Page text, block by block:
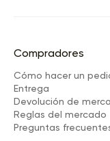
Compradores
Cómo hacer un
Entrega
Devolución de
Reglas del mercado
Preguntas